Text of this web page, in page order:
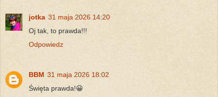
jotka 31 maja 2026 14:20
Oj tak, to prawda!!!
Odpowiedz
BBM 31 maja 2026 18:02
Święta prawda!😀